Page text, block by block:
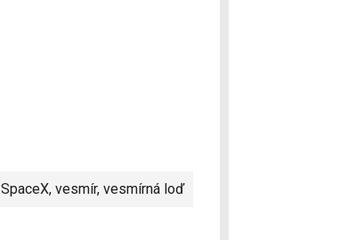
SpaceX, vesmír, vesmírná loď